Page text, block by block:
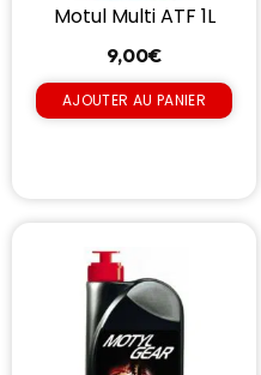
Motul Multi ATF 1L
9,00€
AJOUTER AU PANIER